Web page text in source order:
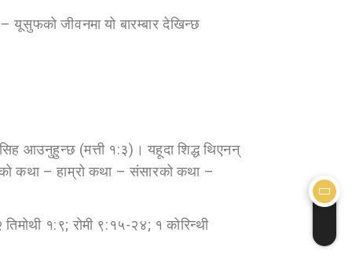
यूसुफको जीवनमा यो बारम्बार देखिन्छ
आउनुहुन्छ (मत्ती १:३)। यहूदा शिद्ध थिएनन्
कथा – हाम्रो कथा – संसारको कथा –
१:९; रोमी ९:१५-२४; १ कोरिन्थी